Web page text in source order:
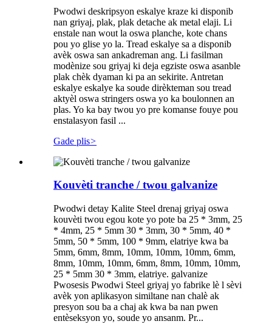
Pwodwi deskripsyon eskalye kraze ki disponib
nan griyaj, plak, plak detache ak metal elaji. Li
enstale nan wout la oswa planche, kote chans
pou yo glise yo la. Tread eskalye sa a disponib
avèk oswa san ankadreman ang. Li fasilman
modènize sou griyaj ki deja egziste oswa asanble
plak chèk dyaman ki pa an sekirite. Antretan
eskalye eskalye ka soude dirèkteman sou tread
aktyèl oswa stringers oswa yo ka boulonnen an
plas. Yo ka bay twou yo pre komanse fouye pou
enstalasyon fasil ...
Gade plis>
Kouvèti tranche / twou galvanize
Pwodwi detay Kalite Steel drenaj griyaj oswa
kouvèti twou egou kote yo pote ba 25 * 3mm, 25
* 4mm, 25 * 5mm 30 * 3mm, 30 * 5mm, 40 *
5mm, 50 * 5mm, 100 * 9mm, elatriye kwa ba
5mm, 6mm, 8mm, 10mm, 10mm, 10mm, 6mm,
8mm, 10mm, 10mm, 6mm, 8mm, 10mm, 10mm,
25 * 5mm 30 * 3mm, elatriye. galvanize
Pwosesis Pwodwi Steel griyaj yo fabrike lè l sèvi
avèk yon aplikasyon similtane nan chalè ak
presyon sou ba a chaj ak kwa ba nan pwen
entèseksyon yo, soude yo ansanm. Pr...